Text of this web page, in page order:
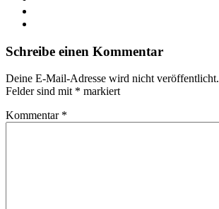
Schreibe einen Kommentar
Deine E-Mail-Adresse wird nicht veröffentlicht.
Felder sind mit * markiert
Kommentar *